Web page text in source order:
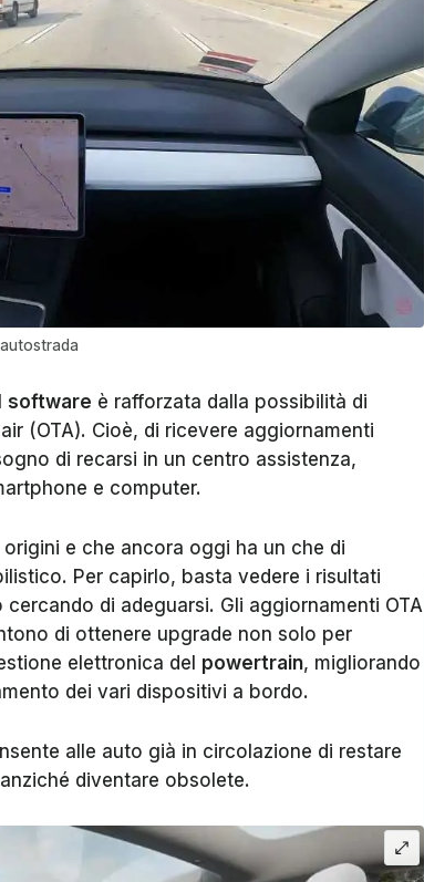
software è rafforzata dalla possibilità di
(OTA). Cioè, di ricevere aggiornamenti
di recarsi in un centro assistenza,
e computer.
e che ancora oggi ha un che di
Per capirlo, basta vedere i risultati
di adeguarsi. Gli aggiornamenti OTA
di ottenere upgrade non solo per
elettronica del powertrain, migliorando
dei vari dispositivi a bordo.
alle auto già in circolazione di restare
diventare obsolete.